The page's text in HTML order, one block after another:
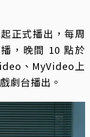
正式播出，每周
，晚間 10 點於
、MyVideo上
劇台播出。